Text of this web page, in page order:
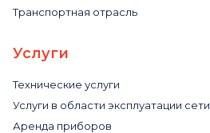
Транспортная отрасль
Услуги
Технические услуги
Услуги в области эксплуатации сети
Аренда приборов